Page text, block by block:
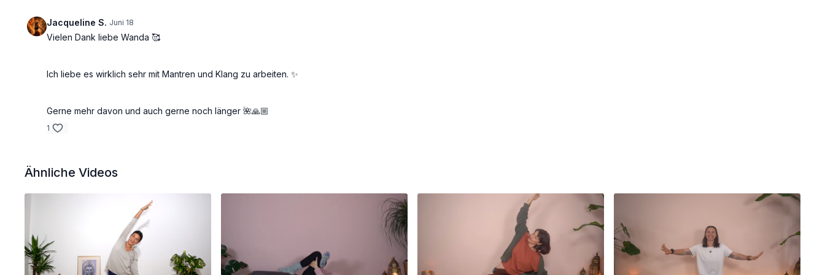
Jacqueline S. Juni 18
Vielen Dank liebe Wanda 🥰
Ich liebe es wirklich sehr mit Mantren und Klang zu arbeiten. ✨
Gerne mehr davon und auch gerne noch länger 🌺🙏🏼
1
Ähnliche Videos